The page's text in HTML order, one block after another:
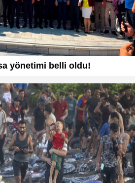
yönetimi belli oldu!